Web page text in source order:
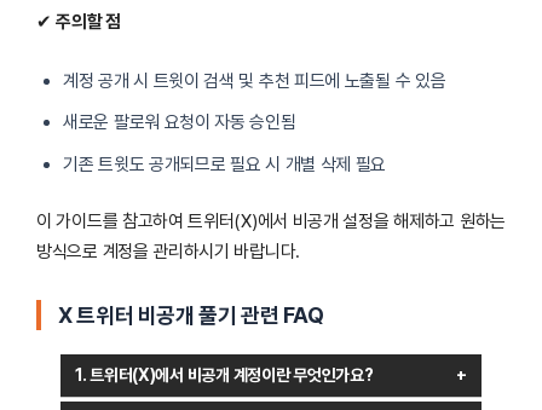
✔주의할 점
계정 공개 시 트윗이 검색 및 추천 피드에 노출될 수 있음
새로운 팔로워 요청이 자동 승인됨
기존 트윗도 공개되므로 필요 시 개별 삭제 필요
이 가이드를 참고하여 트위터(X)에서 비공개 설정을 해제하고 원하는
방식으로 계정을 관리하시기 바랍니다.
X 트위터 비공개 풀기 관련 FAQ
1. 트위터(X)에서 비공개 계정이란 무엇인가요?